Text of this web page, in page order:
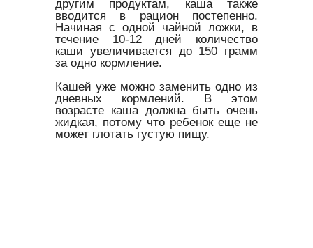
другим продуктам, каша также
вводится в рацион постепенно.
Начиная с одной чайной ложки, в
течение 10-12 дней количество
каши увеличивается до 150 грамм
за одно кормление.
Кашей уже можно заменить одно из
дневных кормлений. В этом
возрасте каша должна быть очень
жидкая, потому что ребенок еще не
может глотать густую пищу.